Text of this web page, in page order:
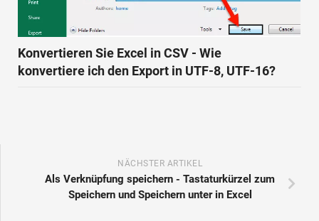
Konvertieren Sie Excel in CSV - Wie
konvertiere ich den Export in UTF-8, UTF-16?
NÄCHSTER ARTIKEL
Als Verknüpfung speichern - Tastaturkürzel zum
Speichern und Speichern unter in Excel